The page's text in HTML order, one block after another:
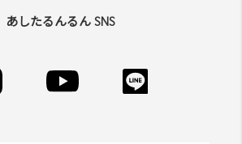
あしたるんるん SNS